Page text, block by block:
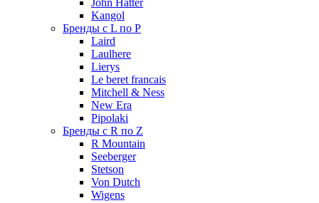
John Hatter
Kangol
Бренды с L по P
Laird
Laulhere
Lierys
Le beret francais
Mitchell & Ness
New Era
Pipolaki
Бренды с R по Z
R Mountain
Seeberger
Stetson
Von Dutch
Wigens